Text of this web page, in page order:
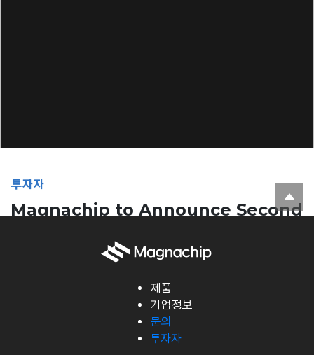
투자자
Magnachip to Announce Second
on July 31, 2024
2024년 07월
SEOUL, South Korea–(BUSINESS WIRE)–Jul. 10, 2024–
제품
기업정보
문의
투자자